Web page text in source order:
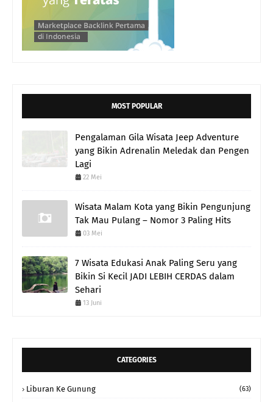
MOST POPULAR
Pengalaman Gila Wisata Jeep Adventure
yang Bikin Adrenalin Meledak dan Pengen
Lagi
22 Mei
Wisata Malam Kota yang Bikin Pengunjung
Tak Mau Pulang – Nomor 3 Paling Hits
03 Mei
7 Wisata Edukasi Anak Paling Seru yang
Bikin Si Kecil JADI LEBIH CERDAS dalam
Sehari
13 Juni
CATEGORIES
Liburan Ke Gunung (63)